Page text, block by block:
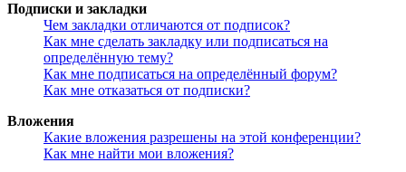
Подписки и закладки
Чем закладки отличаются от подписок?
Как мне сделать закладку или подписаться на
определённую тему?
Как мне подписаться на определённый форум?
Как мне отказаться от подписки?
Вложения
Какие вложения разрешены на этой конференции?
Как мне найти мои вложения?